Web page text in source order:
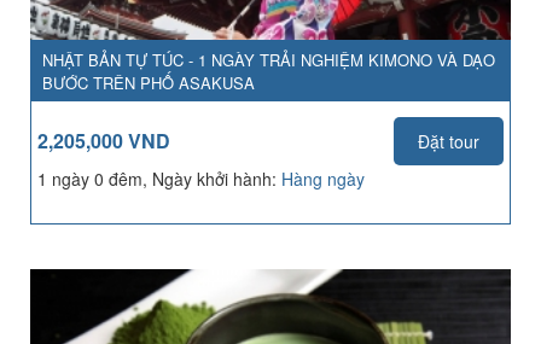
NHẬT BẢN TỰ TÚC - 1 NGÀY TRẢI NGHIỆM KIMONO VÀ DẠO
BƯỚC TRÊN PHỐ ASAKUSA
2,205,000 VND
Đặt tour
1 ngày 0 đêm, Ngày khởi hành: Hàng ngày